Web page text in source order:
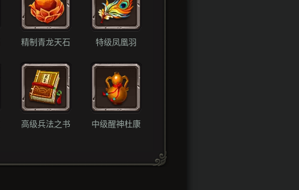
精制青龙天石 特级凤凰羽
高级兵法之书 中级醒神杜康